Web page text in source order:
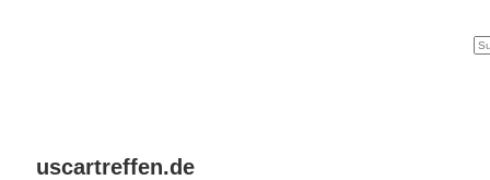
uscartreffen.de